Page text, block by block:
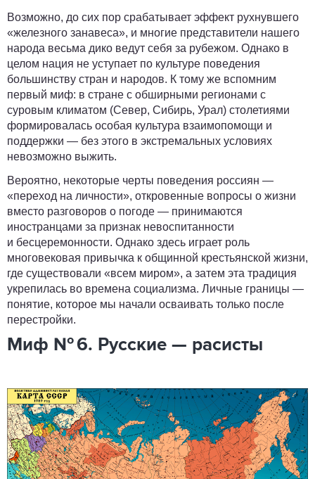
Возможно, до сих пор срабатывает эффект рухнувшего
«железного занавеса», и многие представители нашего
народа весьма дико ведут себя за рубежом. Однако в
целом нация не уступает по культуре поведения
большинству стран и народов. К тому же вспомним
первый миф: в стране с обширными регионами с
суровым климатом (Север, Сибирь, Урал) столетиями
формировалась особая культура взаимопомощи и
поддержки — без этого в экстремальных условиях
невозможно выжить.
Вероятно, некоторые черты поведения россиян —
«переход на личности», откровенные вопросы о жизни
вместо разговоров о погоде — принимаются
иностранцами за признак невоспитанности
и бесцеремонности. Однако здесь играет роль
многовековая привычка к общинной крестьянской жизни,
где существовали «всем миром», а затем эта традиция
укрепилась во времена социализма. Личные границы —
понятие, которое мы начали осваивать только после
перестройки.
Миф № 6. Русские — расисты